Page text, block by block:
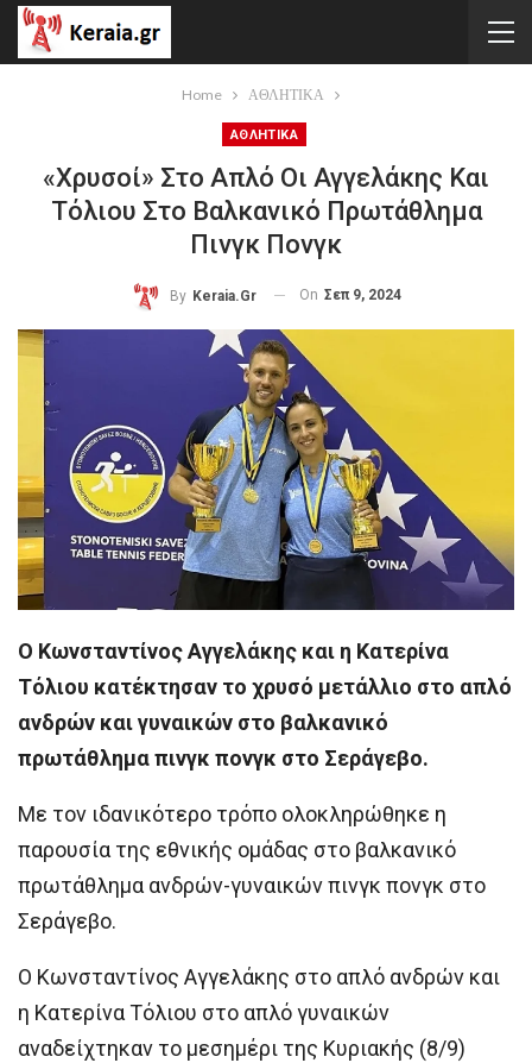
Home ΑΘΛΗΤΙΚΑ
ΑΘΛΗΤΙΚΑ
«Χρυσοί» Στο Απλό Οι Αγγελάκης Και
Τόλιου Στο Βαλκανικό Πρωτάθλημα
Πινγκ Πονγκ
By Keraia.gr On Σεπ 9, 2024
Ο Κωνσταντίνος Αγγελάκης και η Κατερίνα
Τόλιου κατέκτησαν το χρυσό μετάλλιο στο απλό
ανδρών και γυναικών στο βαλκανικό
πρωτάθλημα πινγκ πονγκ στο Σεράγεβο.
Με τον ιδανικότερο τρόπο ολοκληρώθηκε η
παρουσία της εθνικής ομάδας στο βαλκανικό
πρωτάθλημα ανδρών-γυναικών πινγκ πονγκ στο
Σεράγεβο.
Ο Κωνσταντίνος Αγγελάκης στο απλό ανδρών και
η Κατερίνα Τόλιου στο απλό γυναικών
αναδείχτηκαν το μεσημέρι της Κυριακής (8/9)